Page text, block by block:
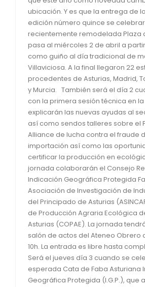
ubicación. Y es que la entrega de
edición número quince se
recientemente remodelada Plaza
pasa al miércoles 2 de abril a partir
como guiño al día tradicional de
Villaviciosa. A la final llegaron 22
procedentes de Asturias, Madrid,
y Murcia. También será el día 2
con la primera sesión técnica en
explicarán las nuevas ayudas al
así como sendos talleres sobre el
Alliance de lucha contra el fraude
importación así como las
certificar la producción en
jornada colaborarán el Consejo
Indicación Geográfica Protegida
Asociación de Investigación de
del Principado de Asturias
de Producción Agraria Ecológica
Asturias (COPAE). La jornada
salón de actos del Ateneo Obrero
10h. La entrada es libre hasta
Será el jueves día 3 cuando se
esperada Cata de Faba Asturiana
Geográfica Protegida (I.G.P.), que